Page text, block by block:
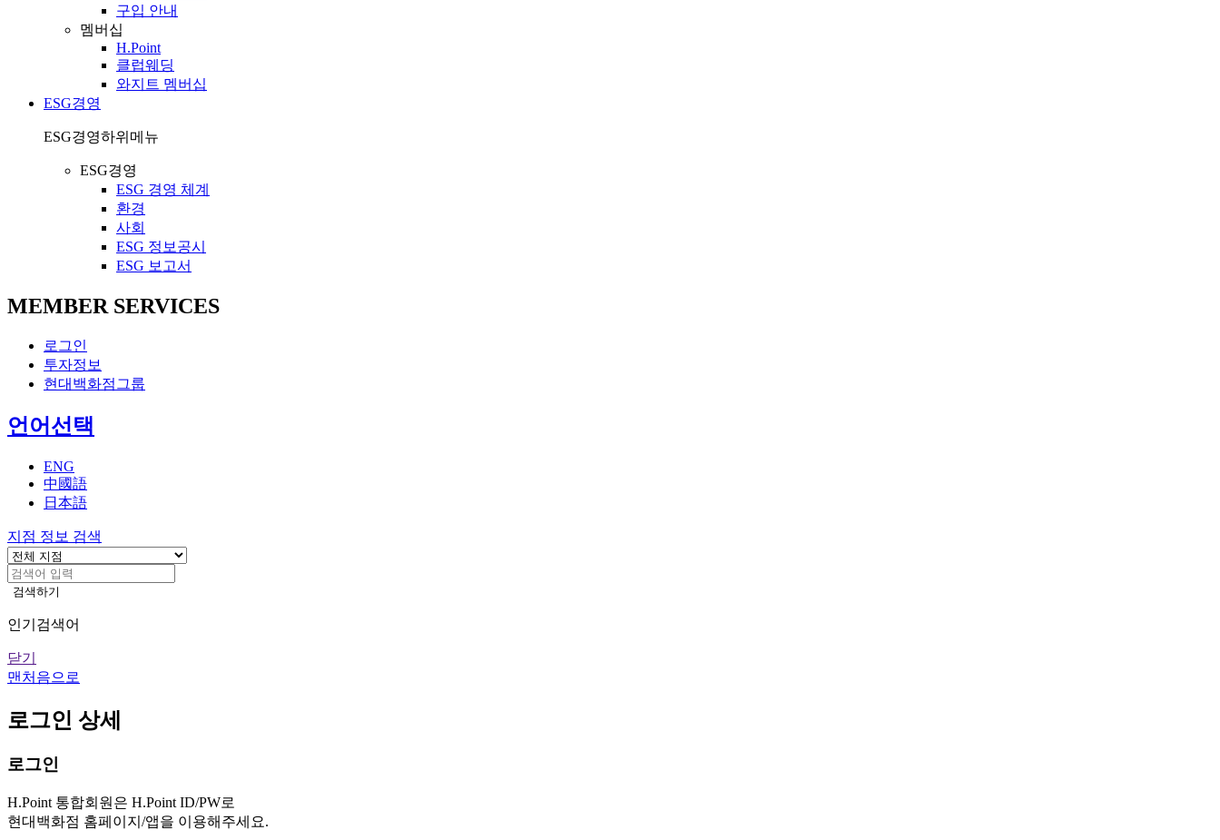
구입 안내
멤버십
H.Point
클럽웨딩
와지트 멤버십
ESG경영
ESG경영하위메뉴
ESG경영
ESG 경영 체계
환경
사회
ESG 정보공시
ESG 보고서
MEMBER SERVICES
로그인
투자정보
현대백화점그룹
언어선택
ENG
中國語
日本語
지점 정보 검색
검색하기
인기검색어
닫기
맨처음으로
로그인 상세
로그인
H.Point 통합회원은 H.Point ID/PW로
현대백화점 홈페이지/앱을 이용해주세요.